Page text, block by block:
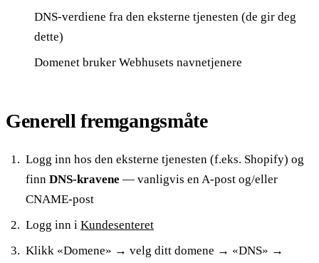
DNS-verdiene fra den eksterne tjenesten (de gir deg
dette)
Domenet bruker Webhusets navnetjenere
Generell fremgangsmåte
Logg inn hos den eksterne tjenesten (f.eks. Shopify) og
finn DNS-kravene — vanligvis en A-post og/eller
CNAME-post
Logg inn i Kundesenteret
Klikk «Domene» → velg ditt domene → «DNS» →